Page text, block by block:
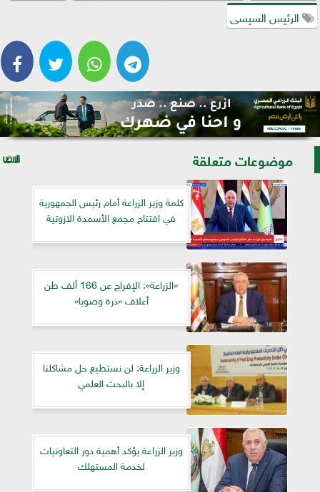
الرئيس السيسى
موضوعات متعلقة
كلمة وزير الزراعة أمام رئيس الجمهورية
في افتتاح مجمع الأسمدة الازوتية
«الزراعة»: الإفراج عن 166 ألف طن
أعلاف «ذرة وصويا»
وزير الزراعة: لن نستطيع حل مشاكلنا
إلا بالبحث العلمي
وزير الزراعة يؤكد أهمية دور التعاونيات
لخدمة المستهلك